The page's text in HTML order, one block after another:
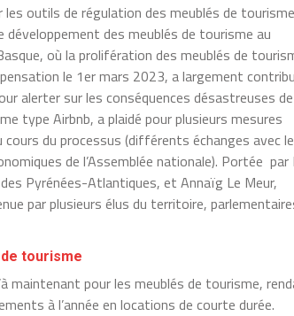
outils de régulation des meublés de
développement des meublés de tourisme au
où la prolifération des meublés de
le 1ermars 2023, a largement
alerter sur les conséquences désastreuses
type Airbnb, a plaidé pour plusieurs mesures
du processus (différents échanges avec
de l’Assemblée nationale). Portée par
Pyrénées-Atlantiques, et Annaïg Le Meur,
par plusieurs élus du territoire,
tourisme
maintenant pour les meublés de tourisme,
à l’année en locations de courte durée.